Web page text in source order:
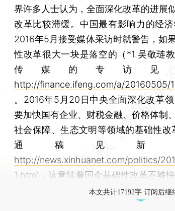
界许多人士认为，全面深化改革的进展
改革比较滞缓。中国最有影响力的经
2016年5月接受媒体采访时就警告，如
性改革很大一块是落空的（*1.吴敬琏
传媒的专访见
http://finance.ifeng.com/a/20160505/
。2016年5月20日中央全面深化改革
要加快国有企业、财税金融、价格体制
社会保障、生态文明等领域的基础性
通稿见新
http://news.xinhuanet.com/politics/
1.htm)，这意味着国企基础性改革不够快
本文共计17192字 订阅后继